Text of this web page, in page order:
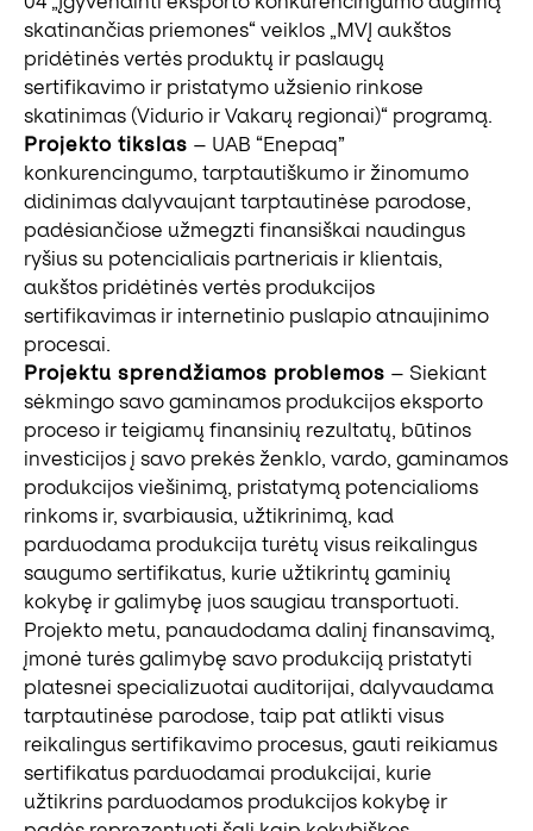
skatinančias priemones“ veiklos „MVĮ aukštos
pridėtinės vertės produktų ir paslaugų
sertifikavimo ir pristatymo užsienio rinkose
skatinimas (Vidurio ir Vakarų regionai)“ programą.
Projekto tikslas – UAB “Enepaq”
konkurencingumo, tarptautiškumo ir žinomumo
didinimas dalyvaujant tarptautinėse parodose,
padėsiančiose užmegzti finansiškai naudingus
ryšius su potencialiais partneriais ir klientais,
aukštos pridėtinės vertės produkcijos
sertifikavimas ir internetinio puslapio atnaujinimo
procesai.
Projektu sprendžiamos problemos – Siekiant
sėkmingo savo gaminamos produkcijos eksporto
proceso ir teigiamų finansinių rezultatų, būtinos
investicijos į savo prekės ženklo, vardo, gaminamos
produkcijos viešinimą, pristatymą potencialioms
rinkoms ir, svarbiausia, užtikrinimą, kad
parduodama produkcija turėtų visus reikalingus
saugumo sertifikatus, kurie užtikrintų gaminių
kokybę ir galimybę juos saugiau transportuoti.
Projekto metu, panaudodama dalinį finansavimą,
įmonė turės galimybę savo produkciją pristatyti
platesnei specializuotai auditorijai, dalyvaudama
tarptautinėse parodose, taip pat atlikti visus
reikalingus sertifikavimo procesus, gauti reikiamus
sertifikatus parduodamai produkcijai, kurie
užtikrins parduodamos produkcijos kokybę ir